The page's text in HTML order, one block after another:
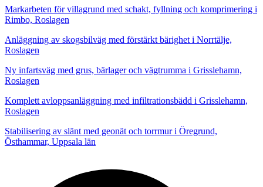
Markarbeten för villagrund med schakt, fyllning och komprimering i
Rimbo, Roslagen
Anläggning av skogsbilväg med förstärkt bärighet i Norrtälje,
Roslagen
Ny infartsväg med grus, bärlager och vägtrumma i Grisslehamn,
Roslagen
Komplett avloppsanläggning med infiltrationsbädd i Grisslehamn,
Roslagen
Stabilisering av slänt med geonät och torrmur i Öregrund,
Östhammar, Uppsala län